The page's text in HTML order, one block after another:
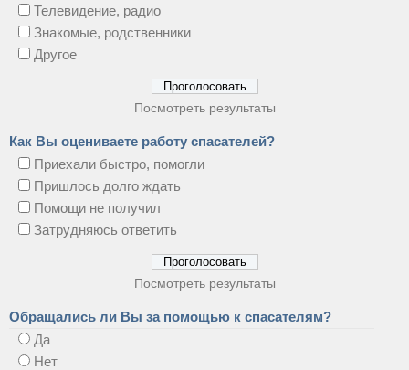
Телевидение, радио
Знакомые, родственники
Другое
Посмотреть результаты
Как Вы оцениваете работу спасателей?
Приехали быстро, помогли
Пришлось долго ждать
Помощи не получил
Затрудняюсь ответить
Посмотреть результаты
Обращались ли Вы за помощью к спасателям?
Да
Нет